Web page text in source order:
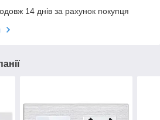
14 днів за рахунок покупця